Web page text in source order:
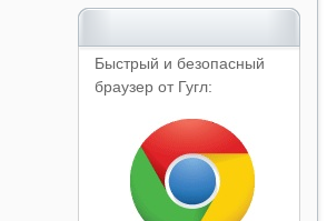
Быстрый и безопасный
браузер от Гугл: